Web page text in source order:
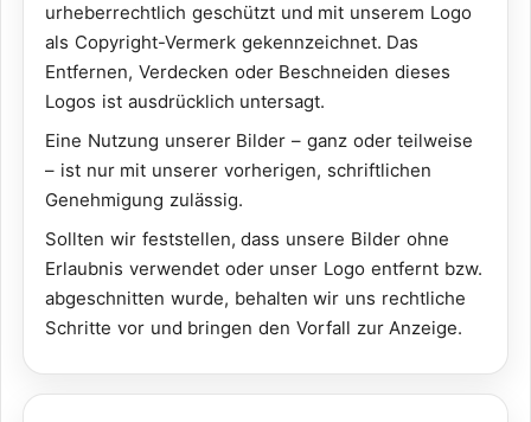
urheberrechtlich geschützt und mit unserem Logo
als Copyright-Vermerk gekennzeichnet. Das
Entfernen, Verdecken oder Beschneiden dieses
Logos ist ausdrücklich untersagt.
Eine Nutzung unserer Bilder – ganz oder teilweise
– ist nur mit unserer vorherigen, schriftlichen
Genehmigung zulässig.
Sollten wir feststellen, dass unsere Bilder ohne
Erlaubnis verwendet oder unser Logo entfernt bzw.
abgeschnitten wurde, behalten wir uns rechtliche
Schritte vor und bringen den Vorfall zur Anzeige.